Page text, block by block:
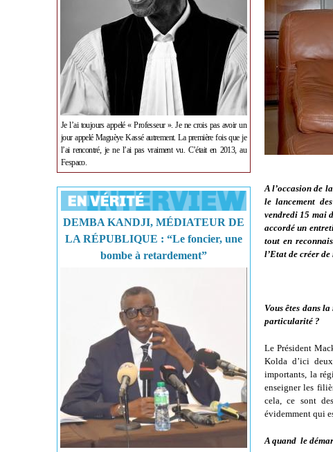
Je l’ai toujours appelé « Professeur ». Je ne crois pas avoir un
jour appelé Maguèye Kassé autrement. La première fois que je
l’ai rencontré, je ne l’ai pas vraiment vu. C’était en 2013, au
Fespaco.
DEMBA KANDJI, MÉDIATEUR DE
LA RÉPUBLIQUE : “Le foncier, une
bombe à retardement”
A l’occasion de
le lancement
vendredi 15 mai
accordé un
tout en
l’Etat de créer
Vous êtes dans
particularité ?
Le Président
Kolda d’ici
importants, la
enseigner les
cela, ce sont
évidemment qui
A quand le